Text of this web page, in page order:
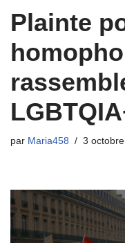
Plainte
par Maria458 3